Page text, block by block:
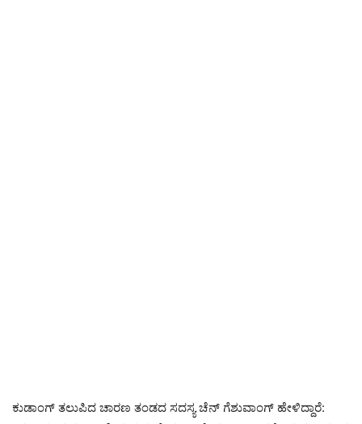
ಕುಡಾಂಗ್ ತಲುಪಿದ ಚಾರಣ ತಂಡದ ಸದಸ್ಯ ಚೆನ್ ಗೆಶುವಾಂಗ್ ಹೇಳಿದ್ದಾರೆ: